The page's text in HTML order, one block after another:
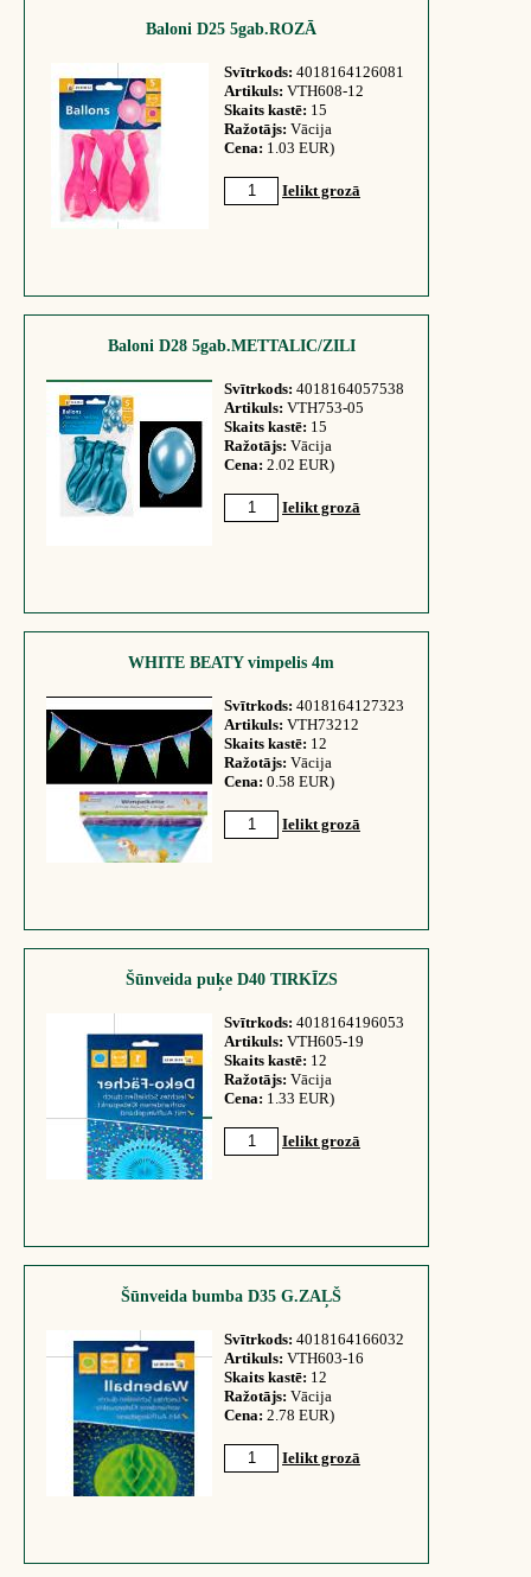
Baloni D25 5gab.ROZĀ
Svītrkods: 4018164126081
Artikuls: VTH608-12
Skaits kastē: 15
Ražotājs: Vācija
Cena: 1.03 EUR)
Ielikt grozā
Baloni D28 5gab.METTALIC/ZILI
Svītrkods: 4018164057538
Artikuls: VTH753-05
Skaits kastē: 15
Ražotājs: Vācija
Cena: 2.02 EUR)
Ielikt grozā
WHITE BEATY vimpelis 4m
Svītrkods: 4018164127323
Artikuls: VTH73212
Skaits kastē: 12
Ražotājs: Vācija
Cena: 0.58 EUR)
Ielikt grozā
Šūnveida puķe D40 TIRKĪZS
Svītrkods: 4018164196053
Artikuls: VTH605-19
Skaits kastē: 12
Ražotājs: Vācija
Cena: 1.33 EUR)
Ielikt grozā
Šūnveida bumba D35 G.ZAĻŠ
Svītrkods: 4018164166032
Artikuls: VTH603-16
Skaits kastē: 12
Ražotājs: Vācija
Cena: 2.78 EUR)
Ielikt grozā